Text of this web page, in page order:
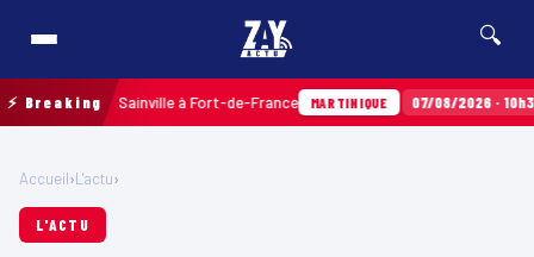
🔍
⚡ Breaking
Terres Sainville à Fort-de-France MARTINIQUE 07/08/2026 · 10h35
Accueil›L'actu›
L'ACTU